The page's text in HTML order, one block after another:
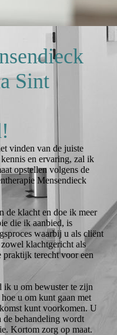
Sint
vinden van de juiste
en ervaring, zal ik
opstellen volgens de
Mensendieck
de klacht en doe ik meer
die ik aanbied, is
waarbij u als cliënt
klachtgericht als
terecht voor een
ik u om bewuster te zijn
u om kunt gaan met
kunt voorkomen. U
behandeling wordt
Kortom zorg op maat.